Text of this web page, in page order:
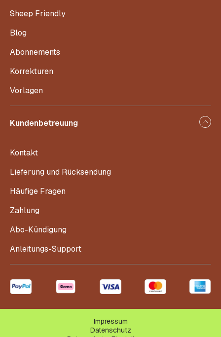
Sheep Friendly
Blog
Abonnements
Korrekturen
Vorlagen
Kundenbetreuung
Kontakt
Lieferung und Rücksendung
Häufige Fragen
Zahlung
Abo-Kündigung
Anleitungs-Support
Impressum
Datenschutz